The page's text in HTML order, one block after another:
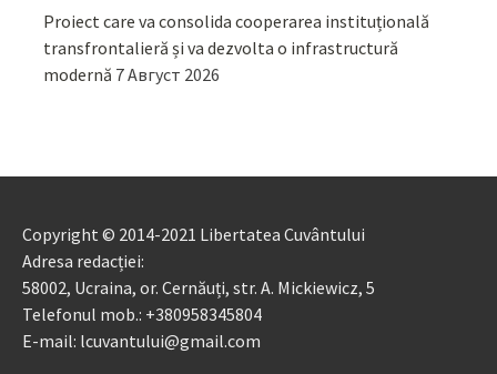
Proiect care va consolida cooperarea instituțională
transfrontalieră și va dezvolta o infrastructură
modernă 7 Август 2026
Copyright © 2014-2021 Libertatea Cuvântului
Adresa redacției:
58002, Ucraina, or. Cernăuți, str. A. Mickiewicz, 5
Telefonul mob.: +380958345804
E-mail: lcuvantului@gmail.com